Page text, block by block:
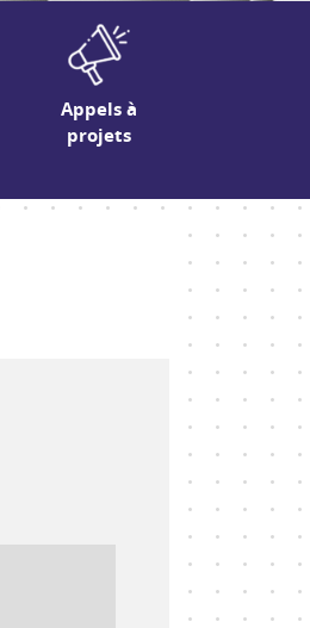
Appels à
projets